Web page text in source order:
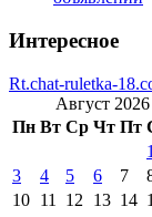
Интересное
Rt.chat-ruletka-
Август 2026
Пн Вт Ср Чт Пт
1
3
4 5 6 7
10 11 12 13 14